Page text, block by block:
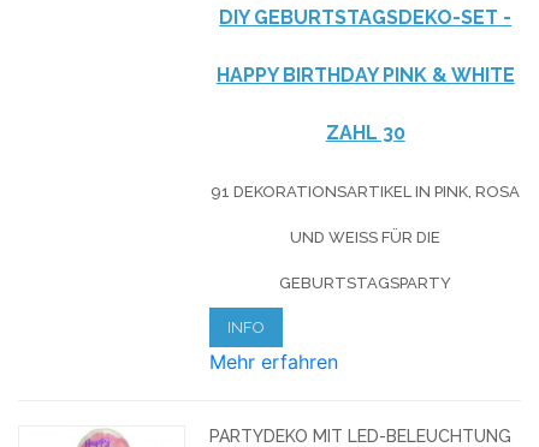
DIY GEBURTSTAGSDEKO-SET -
HAPPY BIRTHDAY PINK & WHITE
ZAHL 30
91 DEKORATIONSARTIKEL IN PINK, ROSA
UND WEISS FÜR DIE G
EBURTSTAGSPARTY
INFO
Mehr erfahren
PARTYDEKO MIT LED-BELEUCHTUNG